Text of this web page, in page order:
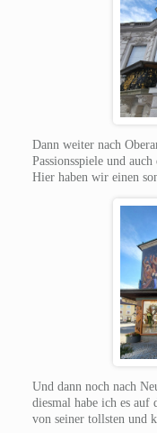
Dann weiter nach
Passionsspiele und
Hier haben wir einen
Und dann noch nach
diesmal habe ich es auf
von seiner tollsten und